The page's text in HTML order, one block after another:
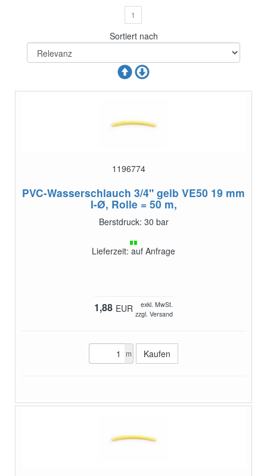
1
Sortiert nach
1196774
PVC-Wasserschlauch 3/4" gelb VE50 19 mm
I-Ø, Rolle = 50 m,
Berstdruck: 30 bar
Lieferzeit: auf Anfrage
1,88 EUR
exkl. MwSt.
zzgl. Versand
m